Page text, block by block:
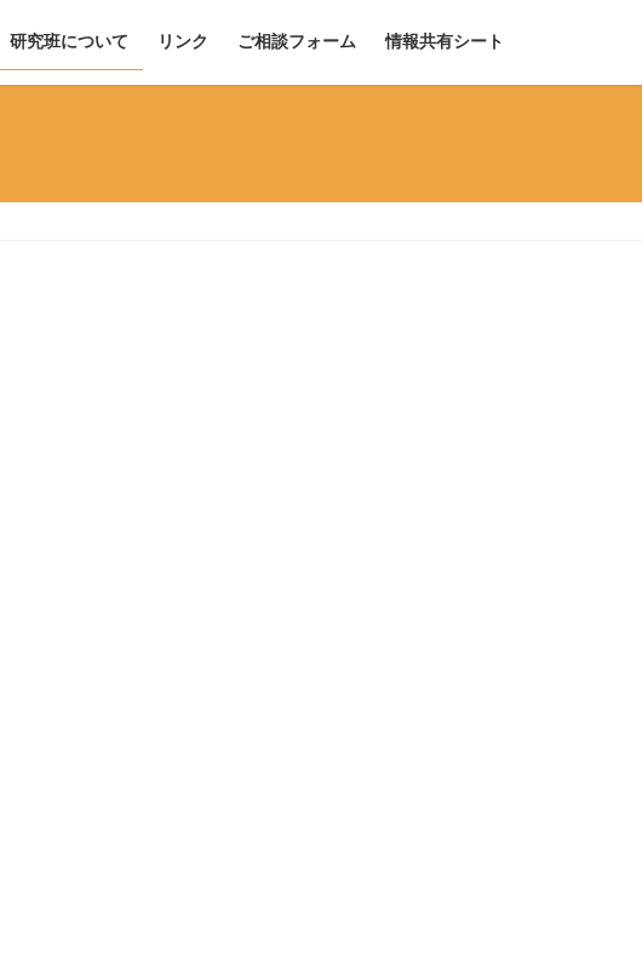
研究班について リンク ご相談フォーム 情報共有シート